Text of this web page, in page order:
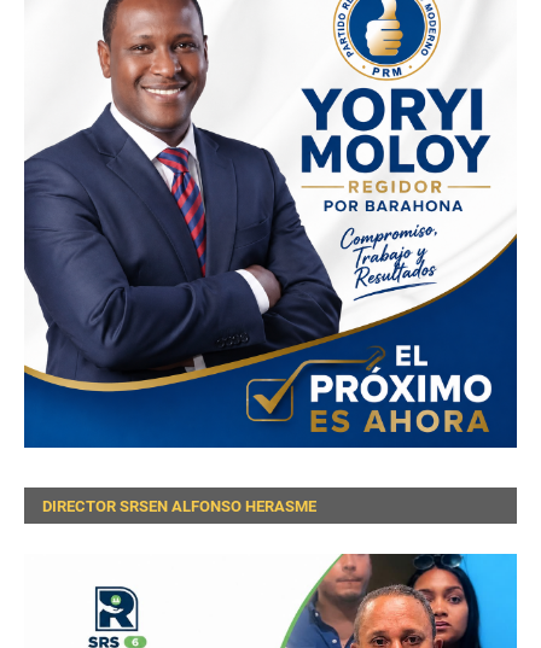
DIRECTOR SRSEN ALFONSO HERASME